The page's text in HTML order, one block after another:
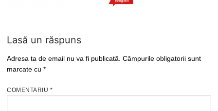
Lasă un răspuns
Adresa ta de email nu va fi publicată. Câmpurile obligatorii sunt
marcate cu *
COMENTARIU *